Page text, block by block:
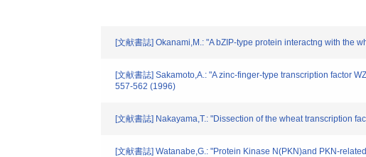
[文献書誌] Okanami,M.: "A bZIP-type protein interactng with the
[文献書誌] Sakamoto,A.: "A zinc-finger-type transcription factor
557-562 (1996)
[文献書誌] Nakayama,T.: "Dissection of the wheat transcription
[文献書誌] Watanabe,G.: "Protein Kinase N(PKN)and PKN-